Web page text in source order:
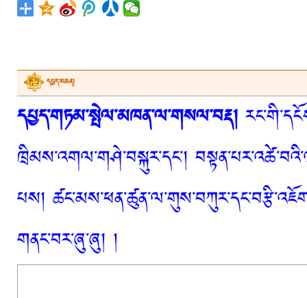
དཔྱད་མཆན།
དཔྱད་གཏམ་སྤེལ་མཁན་ལ་གསལ་བརྡ།
ཁྲིམས་འགལ་གཤེ་བསྐུར་དང་།
པས།
གནང་བར་ཞུ་ཞུ། །